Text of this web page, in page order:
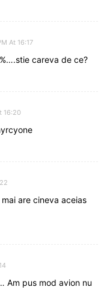
At 16:17
careva de ce?
16:20
are cineva aceias
Am pus mod avion nu